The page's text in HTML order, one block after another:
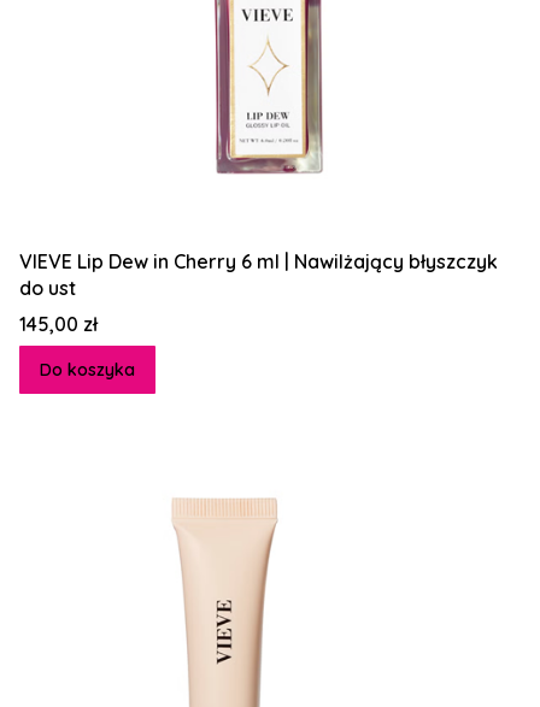
VIEVE Lip Dew in Cherry 6 ml | Nawilżający błyszczyk
do ust
Cena
145,00 zł
Do koszyka